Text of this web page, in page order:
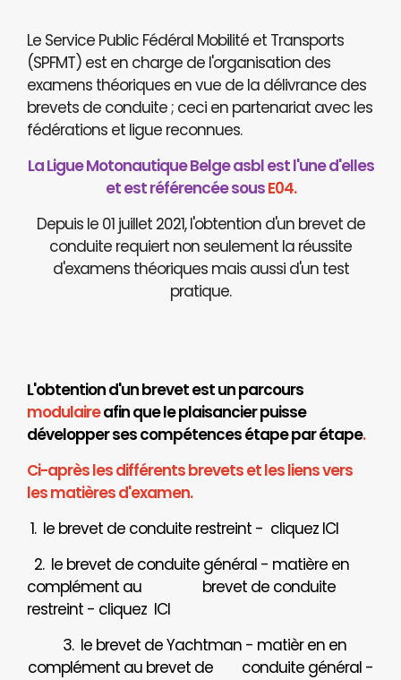
Le Service Public Fédéral Mobilité et Transports
(SPFMT) est en charge de l'organisation des
examens théoriques en vue de la délivrance des
brevets de conduite ; ceci en partenariat avec les
fédérations et ligue reconnues.
La Ligue Motonautique Belge asbl est l'une d'elles
et est référencée sousE04.
Depuis le 01 juillet 2021, l'obtention d'un brevet de
conduite requiert non seulement la réussite
d'examens théoriques mais aussi d'un test
pratique.
L'obtention d'un brevet est un parcours
modulaireafin que le plaisancier puisse
développer ses compétences étape par étape.
Ci-après les différents brevets et les liens vers
les matières d'examen.
1. le brevet de conduite restreint - cliquez ICI
2. le brevet de conduite général - matière en
complément au brevet de conduite
restreint - cliquez ICI
3. le brevet de Yachtman - matièr en en
complément au brevet de
conduite général -